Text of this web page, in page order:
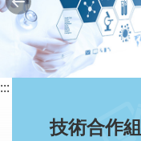
Previous
:::
技術合作組